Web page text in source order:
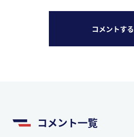
コメントする
コメント一覧